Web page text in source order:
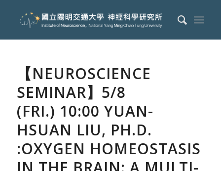
【NEUROSCIENCE
SEMINAR】5/8
(FRI.) 10:00 YUAN-
HSUAN LIU, PH.D.
:OXYGEN HOMEOSTASIS